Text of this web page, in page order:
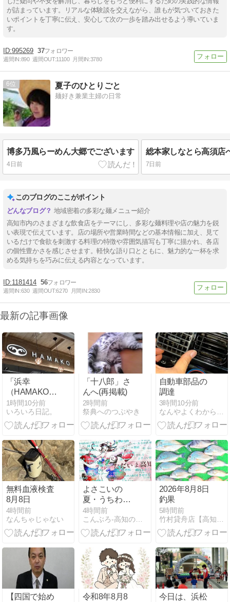
が詰まっています。リアルな体験談を交えながら、誰もが気づいておきた
いポイントを丁寧に伝え、安心して次の一歩を踏み出せるよう導いていま
す。
995269 37
週間IN:890 週間OUT:11100 月間IN:3780
6 夏子のひとりごと
麺好き兼業主婦の日常
博多乃風らーめん大郷でございます
4日前
総本家しなとら高須店
7日前
このブログのここがポイント
地域密着の多彩な麺メニュー紹介
高知市内のさまざまな飲食店をテーマにし、多彩な麺料理や店の魅力を鋭
い表現で伝えています。店の場所や営業時間などの基本情報に加え、見て
いるだけで食欲を刺激する料理の特徴や雰囲気描写も丁寧に描かれ、各店
の個性豊かさを感じさせます。軽快な語り口とともに、魅力的な一杯を求
める気持ちを巧みに伝える内容となっています。
1181414 56
週間IN:630 週間OUT:6270 月間IN:2830
最新の記事画像
「浜幸
（HAMAKO）
イオンモール
高知店」へ行
く。
1時間10分前
いろいろ日記。
「十八郎」さ
んへ(再掲載)
2時間前
祭典へのつぶやき
自動車部品の
調達
3時間10分前
無料血液検査
8月8日
4時間前
なんちゃじゃない
よさこいの
夏・うちわの
夏！
4時間前
こんぶろ-高知の酒屋ブログ
2026年8月8日
釣果
5時間前
【四国で始め
令和8年8月8
今日は、浜松